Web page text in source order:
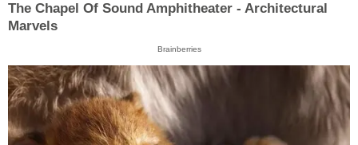
The Chapel Of Sound Amphitheater - Architectural
Marvels
Brainberries